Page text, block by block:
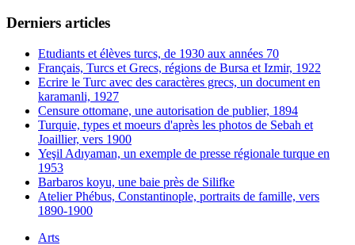
Derniers articles
Etudiants et élèves turcs, de 1930 aux années 70
Français, Turcs et Grecs, régions de Bursa et Izmir, 1922
Ecrire le Turc avec des caractères grecs, un document en
karamanli, 1927
Censure ottomane, une autorisation de publier, 1894
Turquie, types et moeurs d'après les photos de Sebah et
Joaillier, vers 1900
Yeşil Adıyaman, un exemple de presse régionale turque en
1953
Barbaros koyu, une baie près de Silifke
Atelier Phébus, Constantinople, portraits de famille, vers
1890-1900
Arts